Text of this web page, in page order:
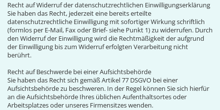
Recht auf Widerruf der datenschutzrechtlichen Einwilligungserklärung
Sie haben das Recht, jederzeit eine bereits erteilte
datenschutzrechtliche Einwilligung mit sofortiger Wirkung schriftlich
(formlos per E-Mail, Fax oder Brief- siehe Punkt 1) zu widerrufen. Durch
den Widerruf der Einwilligung wird die Rechtmäßigkeit der aufgrund
der Einwilligung bis zum Widerruf erfolgten Verarbeitung nicht
berührt.
Recht auf Beschwerde bei einer Aufsichtsbehörde
Sie haben das Recht sich gemäß Artikel 77 DSGVO bei einer
Aufsichtsbehörde zu beschweren. In der Regel können Sie sich hierfür
an die Aufsichtsbehörde Ihres üblichen Aufenthaltsortes oder
Arbeitsplatzes oder unseres Firmensitzes wenden.